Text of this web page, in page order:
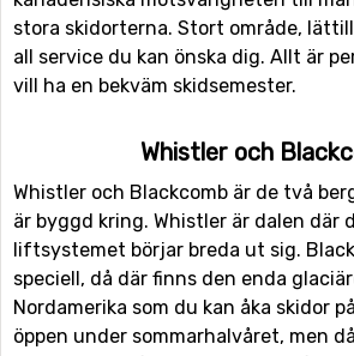
stora skidorterna. Stort område,
all service du kan önska dig. Allt är
vill ha en bekväm skidsemester.
Whistler och
Whistler och Blackcomb är de två
är byggd kring. Whistler är dalen där
liftsystemet börjar breda ut sig.
speciell, då där finns den enda
Nordamerika som du kan åka skidor
öppen under sommarhalvåret, men